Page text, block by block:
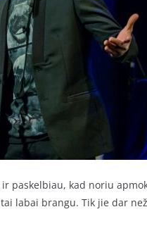
paskelbiau, kad noriu
labai brangu. Tik jie dar